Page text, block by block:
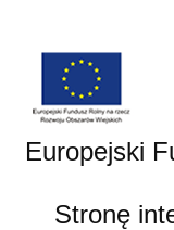
Europejski
Stronę